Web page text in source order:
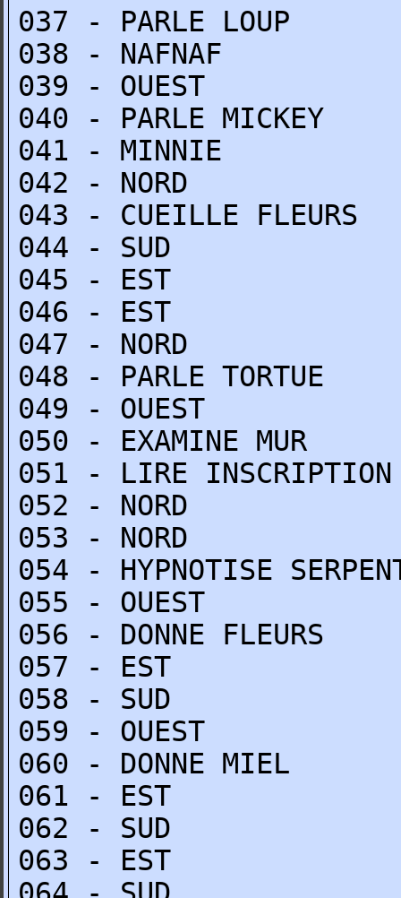
037 - PARLE LOUP
038 - NAFNAF
039 - OUEST
040 - PARLE MICKEY
041 - MINNIE
042 - NORD
043 - CUEILLE FLEURS
044 - SUD
045 - EST
046 - EST
047 - NORD
048 - PARLE TORTUE
049 - OUEST
050 - EXAMINE MUR
051 - LIRE INSCRIPTION
052 - NORD
053 - NORD
054 - HYPNOTISE
055 - OUEST
056 - DONNE FLEURS
057 - EST
058 - SUD
059 - OUEST
060 - DONNE MIEL
061 - EST
062 - SUD
063 - EST